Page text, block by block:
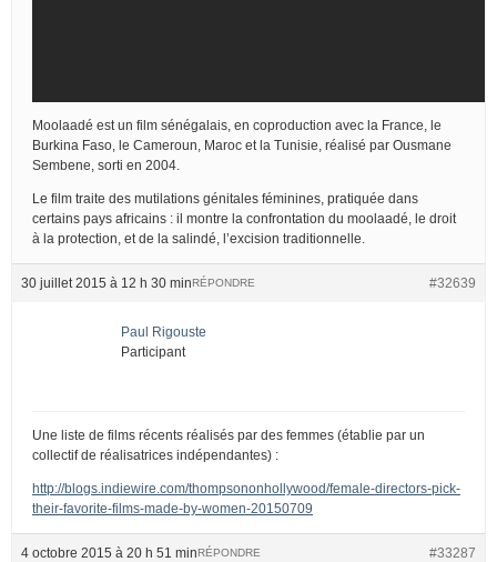
Moolaadé est un film sénégalais, en coproduction avec la France, le
Burkina Faso, le Cameroun, Maroc et la Tunisie, réalisé par Ousmane
Sembene, sorti en 2004.
Le film traite des mutilations génitales féminines, pratiquée dans
certains pays africains : il montre la confrontation du moolaadé, le droit
à la protection, et de la salindé, l’excision traditionnelle.
30 juillet 2015 à 12 h 30 min #32639
RÉPONDRE
Paul Rigouste
Participant
Une liste de films récents réalisés par des femmes (établie par un
collectif de réalisatrices indépendantes) :
http://blogs.indiewire.com/thompsononhollywood/female-directors-pick-
their-favorite-films-made-by-women-20150709
4 octobre 2015 à 20 h 51 min #33287
RÉPONDRE